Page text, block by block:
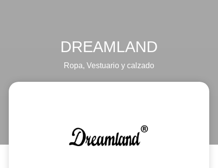
DREAMLAND
Ropa, Vestuario y calzado